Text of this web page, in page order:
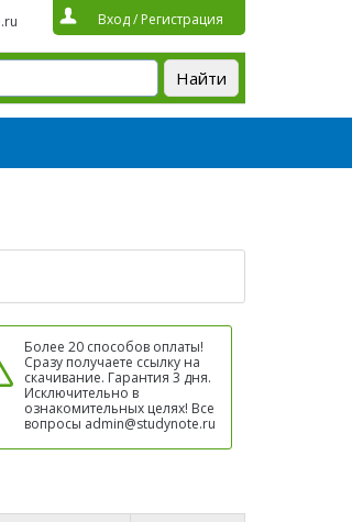
Вход/ Регистрация
Более 20 способов оплаты!
Сразу получаете ссылку на
скачивание. Гарантия 3 дня.
Исключительно в
ознакомительных целях! Все
вопросы admin@studynote.ru